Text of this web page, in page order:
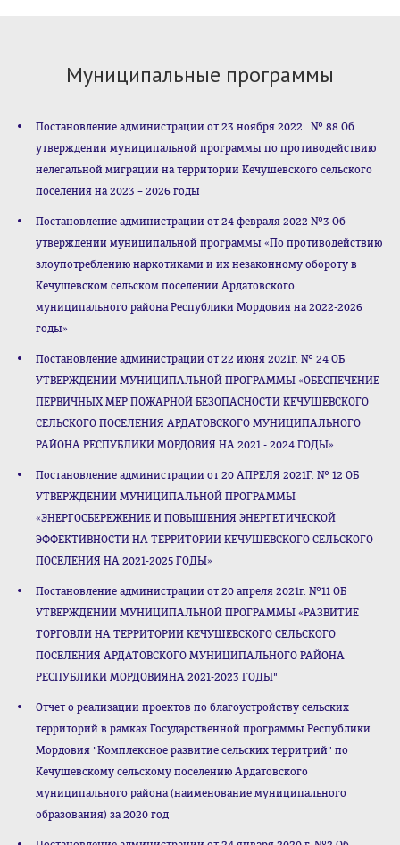
Муниципальные программы
Постановление администрации от 23 ноября 2022 . № 88 Об
утверждении муниципальной программы по противодействию
нелегальной миграции на территории Кечушевского сельского
поселения на 2023 – 2026 годы
Постановление администрации от 24 февраля 2022 №3 Об
утверждении муниципальной программы «По противодействию
злоупотреблению наркотиками и их незаконному обороту в
Кечушевском сельском поселении Ардатовского
муниципального района Республики Мордовия на 2022-2026
годы»
Постановление администрации от 22 июня 2021г. № 24 ОБ
УТВЕРЖДЕНИИ МУНИЦИПАЛЬНОЙ ПРОГРАММЫ «ОБЕСПЕЧЕНИЕ
ПЕРВИЧНЫХ МЕР ПОЖАРНОЙ БЕЗОПАСНОСТИ КЕЧУШЕВСКОГО
СЕЛЬСКОГО ПОСЕЛЕНИЯ АРДАТОВСКОГО МУНИЦИПАЛЬНОГО
РАЙОНА РЕСПУБЛИКИ МОРДОВИЯ НА 2021 - 2024 ГОДЫ»
Постановление администрации от 20 АПРЕЛЯ 2021Г. № 12 ОБ
УТВЕРЖДЕНИИ МУНИЦИПАЛЬНОЙ ПРОГРАММЫ
«ЭНЕРГОСБЕРЕЖЕНИЕ И ПОВЫШЕНИЯ ЭНЕРГЕТИЧЕСКОЙ
ЭФФЕКТИВНОСТИ НА ТЕРРИТОРИИ КЕЧУШЕВСКОГО СЕЛЬСКОГО
ПОСЕЛЕНИЯ НА 2021-2025 ГОДЫ»
Постановление администрации от 20 апреля 2021г. №11 ОБ
УТВЕРЖДЕНИИ МУНИЦИПАЛЬНОЙ ПРОГРАММЫ «РАЗВИТИЕ
ТОРГОВЛИ НА ТЕРРИТОРИИ КЕЧУШЕВСКОГО СЕЛЬСКОГО
ПОСЕЛЕНИЯ АРДАТОВСКОГО МУНИЦИПАЛЬНОГО РАЙОНА
РЕСПУБЛИКИ МОРДОВИЯНА 2021-2023 ГОДЫ"
Отчет о реализации проектов по благоустройству сельских
территорий в рамках Государственной программы Республики
Мордовия "Комплексное развитие сельских территрий" по
Кечушевскому сельскому поселению Ардатовского
муниципального района (наименование муниципального
образования) за 2020 год